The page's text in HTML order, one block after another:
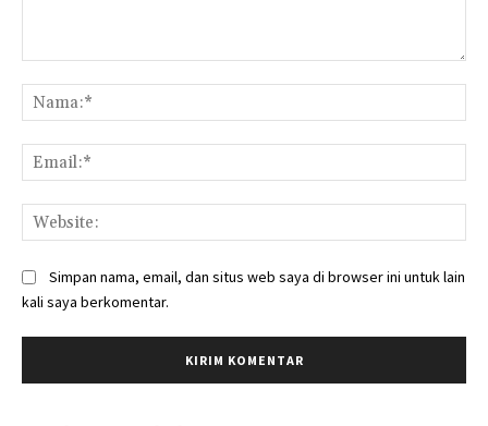
Simpan nama, email, dan situs web saya di browser ini untuk lain
kali saya berkomentar.